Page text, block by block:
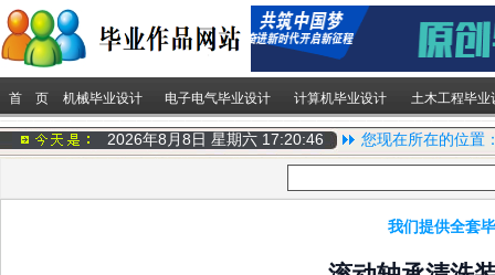
首 页 机械毕业设计 电子电气毕业设计 计算机毕业设计 土木工程毕业
2026年8月8日 星期六 17:20:47 您现在所在的位置
我们提供全套